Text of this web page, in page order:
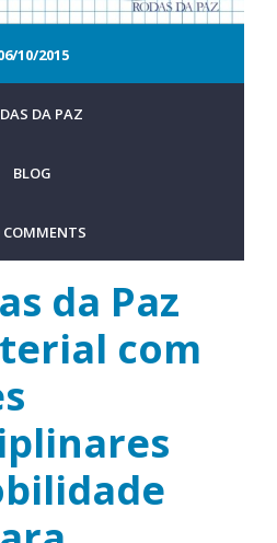
10/2015
DA PAZ
BLOG
COMMENTS
da Paz
com